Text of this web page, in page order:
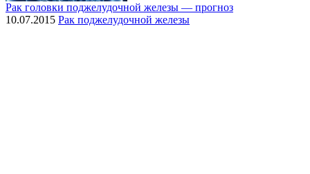
Рак головки поджелудочной железы — прогноз
10.07.2015 Рак поджелудочной железы